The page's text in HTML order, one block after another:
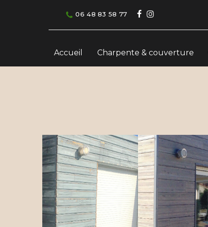
06 48 83 58 77
Accueil Charpente & couverture